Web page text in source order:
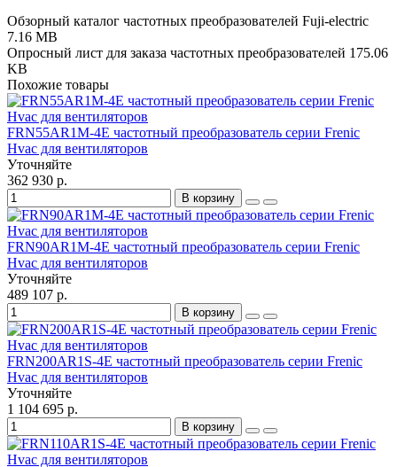
Обзорный каталог частотных преобразователей Fuji-electric
7.16 MB
Опросный лист для заказа частотных преобразователей 175.06
KB
Похожие товары
FRN55AR1M-4E частотный преобразователь серии Frenic
Hvac для вентиляторов
Уточняйте
362 930 р.
В корзину
FRN90AR1M-4E частотный преобразователь серии Frenic
Hvac для вентиляторов
Уточняйте
489 107 р.
В корзину
FRN200AR1S-4E частотный преобразователь серии Frenic
Hvac для вентиляторов
Уточняйте
1 104 695 р.
В корзину